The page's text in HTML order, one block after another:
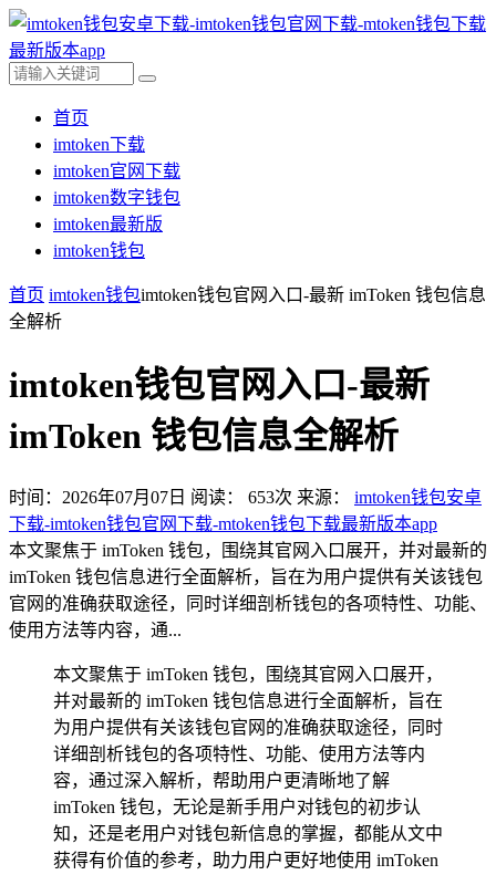
首页
imtoken下载
imtoken官网下载
imtoken数字钱包
imtoken最新版
imtoken钱包
首页 imtoken钱包imtoken钱包官网入口-最新 imToken 钱包信息
全解析
imtoken钱包官网入口-最新
imToken 钱包信息全解析
时间：2026年07月07日 阅读： 653次 来源： imtoken钱包安卓
下载-imtoken钱包官网下载-mtoken钱包下载最新版本app
本文聚焦于 imToken 钱包，围绕其官网入口展开，并对最新的
imToken 钱包信息进行全面解析，旨在为用户提供有关该钱包
官网的准确获取途径，同时详细剖析钱包的各项特性、功能、
使用方法等内容，通...
本文聚焦于 imToken 钱包，围绕其官网入口展开，
并对最新的 imToken 钱包信息进行全面解析，旨在
为用户提供有关该钱包官网的准确获取途径，同时
详细剖析钱包的各项特性、功能、使用方法等内
容，通过深入解析，帮助用户更清晰地了解
imToken 钱包，无论是新手用户对钱包的初步认
知，还是老用户对钱包新信息的掌握，都能从文中
获得有价值的参考，助力用户更好地使用 imToken